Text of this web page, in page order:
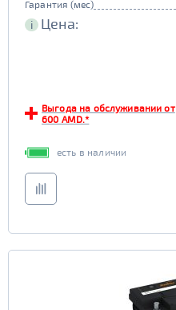
Гарантия (мес)
i Цена:
Выгода на обслуживании от
600 AMD.*
есть в наличии